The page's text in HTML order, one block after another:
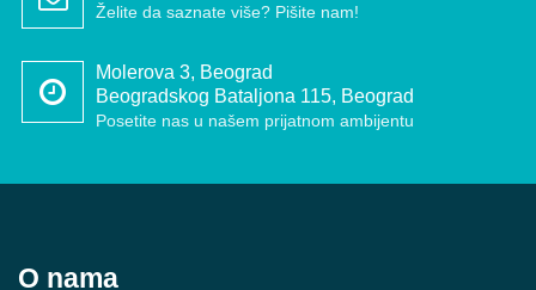
Želite da saznate više? Pišite nam!
Molerova 3, Beograd
Beogradskog Bataljona 115, Beograd
Posetite nas u našem prijatnom ambijentu
O nama